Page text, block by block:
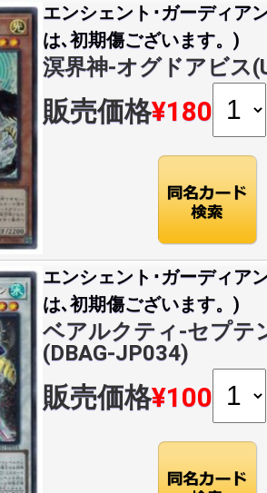
エンシェント･ガーディア
は､初期傷ございます。)
溟界神-オグドアビス
販売価格¥180
エンシェント･ガーディア
は､初期傷ございます。)
ベアルクティ-セプテ
(DBAG-JP034)
販売価格¥100